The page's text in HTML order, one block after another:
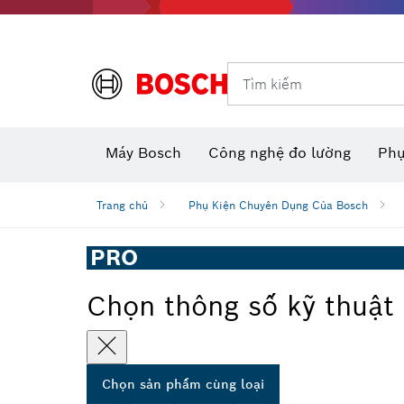
Tìm kiếm
Máy Bosch Công nghệ đo lường
Trang chủ Phụ Kiện Chuyên Dụng Của Bosch
PRO
Chọn thông số kỹ thuật
Chọn sản phẩm cùng loại